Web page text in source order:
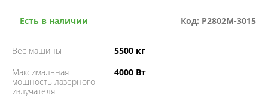
Есть в наличии Код: P2802M-3015
Вес машины
5500 кг
Максимальная
мощность лазерного
излучателя
4000 Вт